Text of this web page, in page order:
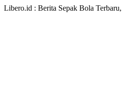
Libero.id : Berita Sepak Bola